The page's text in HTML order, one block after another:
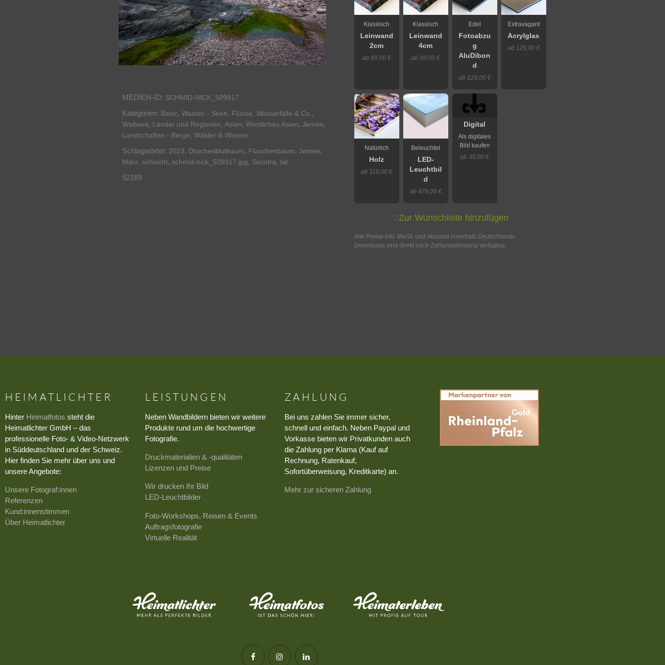
MEDIEN-ID: SCHMID-NICK_509917
Kategorien: Basic, Wasser - Seen, Flüsse, Wasserfälle & Co.,
Weltweit, Länder und Regionen, Asien, Westliches Asien, Jemen,
Landschaften - Berge, Wälder & Wiesen
Schlagwörter: 2023, Drachenblutbaum, Flaschenbaum, Jemen,
März, schlucht, schmid-nick_509917.jpg, Socotra, tal
52189
Klassisch
Leinwand
2cm
ab 89,00 €
Klassisch
Leinwand
4cm
ab 99,00 €
Edel
Fotoabzu
g
AluDibon
d
ab 129,00 €
Extravagant
Acrylglas
ab 129,00 €
Natürlich
Holz
ab 119,00 €
Beleuchtet
LED-
Leuchtbil
d
ab 479,00 €
Digital
Als digitales
Bild kaufen
ab 39,00 €
♡Zur Wunschliste hinzufügen
Alle Preise inkl. MwSt. und Versand innerhalb Deutschlands.
Downloads sind direkt nach Zahlungseingang verfügbar.
HEIMATLICHTER
Hinter Heimatfotos steht die
Heimatlichter GmbH – das
professionelle Foto- & Video-Netzwerk
in Süddeutschland und der Schweiz.
Hier finden Sie mehr über uns und
unsere Angebote:
Unsere Fotograf:innen
Referenzen
Kund:innenstimmen
Über Heimatlichter
LEISTUNGEN
Neben Wandbildern bieten wir weitere
Produkte rund um die hochwertige
Fotografie.
Druckmaterialien & -qualitäten
Lizenzen und Preise
Wir drucken Ihr Bild
LED-Leuchtbilder
Foto-Workshops, Reisen & Events
Auftragsfotografie
Virtuelle Realität
ZAHLUNG
Bei uns zahlen Sie immer sicher,
schnell und einfach. Neben Paypal und
Vorkasse bieten wir Privatkunden auch
die Zahlung per Klarna (Kauf auf
Rechnung, Ratenkauf,
Sofortüberweisung, Kreditkarte) an.
Mehr zur sicheren Zahlung